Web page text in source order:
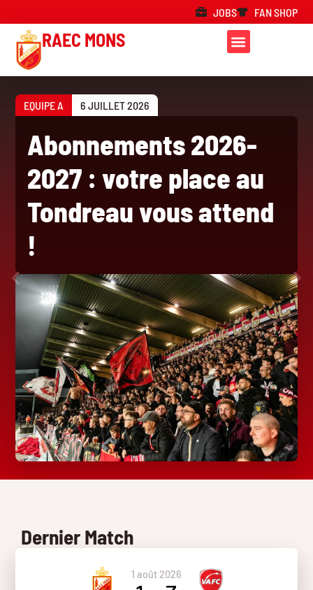
JOBS FAN SHOP
RAEC MONS
EQUIPE A 6 JUILLET 2026
Abonnements 2026-
2027 : votre place au
Tondreau vous attend
!
Dernier Match
1 août 2026